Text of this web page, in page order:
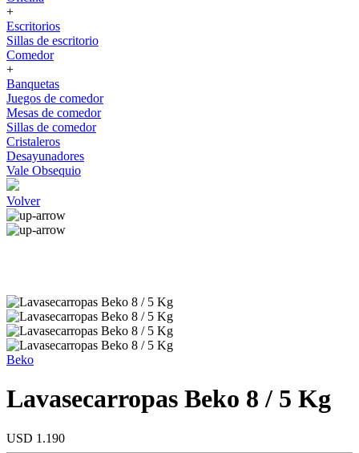
+
Escritorios
Sillas de escritorio
Comedor
+
Banquetas
Juegos de comedor
Mesas de comedor
Sillas de comedor
Cristaleros
Desayunadores
Vale Obsequio
Volver
Beko
Lavasecarropas Beko 8 / 5 Kg
USD 1.190